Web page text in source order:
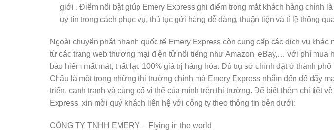
giới . Điểm nổi bật giúp Emery Express ghi điểm trong mắt khách hàng chính
uy tín trong cách phục vụ, thủ tục gửi hàng dễ dàng, thuận tiện và tỉ lệ thông
Ngoài chuyển phát nhanh quốc tế Emery Express còn cung cấp các dịch vụ khác
từ các trang web thương mại điện tử nổi tiếng như Amazon, eBay,… với phí mua
bảo hiểm mất mát, thất lạc 100% giá trị hàng hóa. Dù trụ sở chính đặt ở thành
Châu là một trong những thị trường chính mà Emery Express nhắm đến để đẩy
triển, cạnh tranh và củng cố vị thế của mình trên thị trường. Để biết thêm chi tiết
Express, xin mời quý khách liên hệ với công ty theo thông tin bên dưới:
CÔNG TY TNHH EMERY – Flying in the world